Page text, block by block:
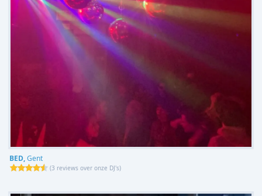
BED,Gent
(3 reviews over onze DJ's)